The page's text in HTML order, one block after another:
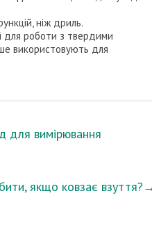
ніж дриль.
роботи з твердими
використовують для
для вимірювання
якщо ковзає взуття?